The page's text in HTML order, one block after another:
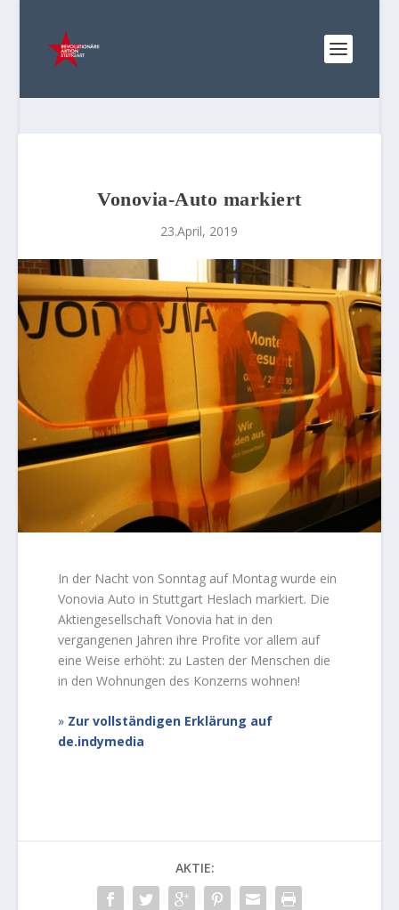
Vonovia-Auto markiert
23.April, 2019
In der Nacht von Sonntag auf Montag wurde ein
Vonovia Auto in Stuttgart Heslach markiert. Die
Aktiengesellschaft Vonovia hat in den
vergangenen Jahren ihre Profite vor allem auf
eine Weise erhöht: zu Lasten der Menschen die
in den Wohnungen des Konzerns wohnen!
Zur vollständigen Erklärung auf
de.indymedia
AKTIE: